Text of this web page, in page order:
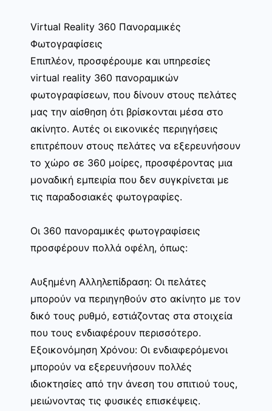
Virtual Reality 360 Πανοραμικές
Φωτογραφίσεις
Επιπλέον, προσφέρουμε και υπηρεσίες
virtual reality 360 πανοραμικών
φωτογραφίσεων, που δίνουν στους πελάτες
μας την αίσθηση ότι βρίσκονται μέσα στο
ακίνητο. Αυτές οι εικονικές περιηγήσεις
επιτρέπουν στους πελάτες να εξερευνήσουν
το χώρο σε 360 μοίρες, προσφέροντας μια
μοναδική εμπειρία που δεν συγκρίνεται με
τις παραδοσιακές φωτογραφίες.
Οι 360 πανοραμικές φωτογραφίσεις
προσφέρουν πολλά οφέλη, όπως:
Αυξημένη Αλληλεπίδραση: Οι πελάτες
μπορούν να περιηγηθούν στο ακίνητο με τον
δικό τους ρυθμό, εστιάζοντας στα στοιχεία
που τους ενδιαφέρουν περισσότερο.
Εξοικονόμηση Χρόνου: Οι ενδιαφερόμενοι
μπορούν να εξερευνήσουν πολλές
ιδιοκτησίες από την άνεση του σπιτιού τους,
μειώνοντας τις φυσικές επισκέψεις.